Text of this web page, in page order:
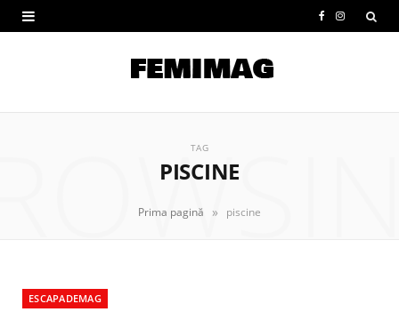
e
I
t
TAG
PISCINE
Prima pagină » piscine
ESCAPADEMAG